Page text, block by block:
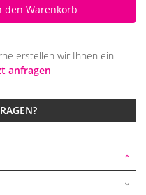
den Warenkorb
erstellen wir Ihnen ein
anfragen